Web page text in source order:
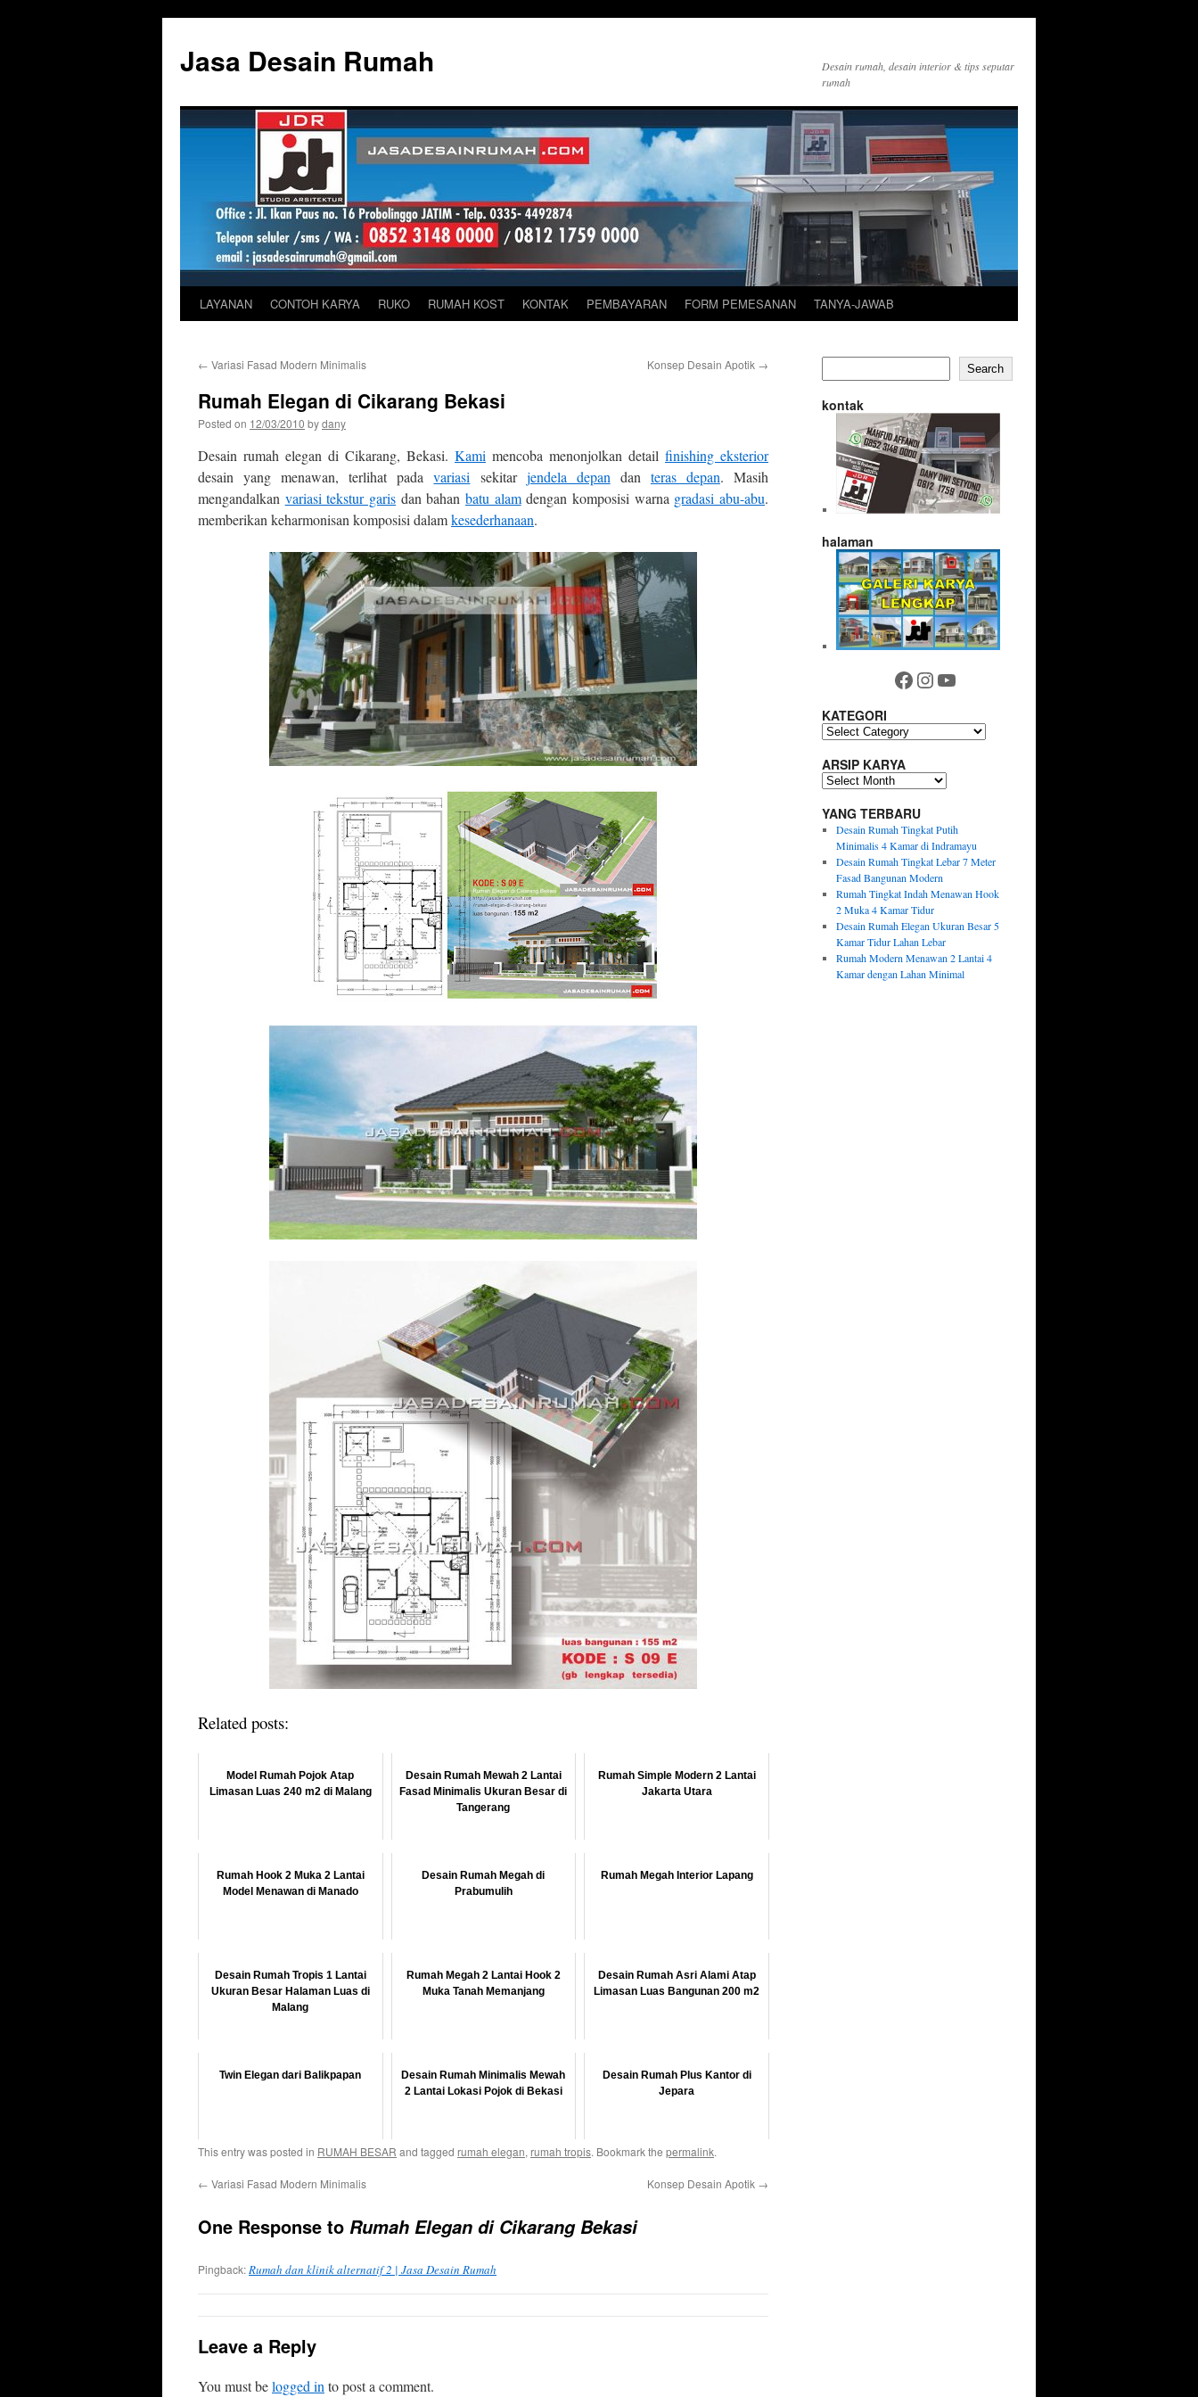
content
Jasa Desain Rumah
Desain rumah, desain interior & tips seputar
rumah
LAYANAN CONTOH KARYA RUKO RUMAH KOST KONTAK PEMBAYARAN FORM PEMESANAN TANYA-JAWAB
← Variasi Fasad Modern Minimalis Konsep Desain Apotik →
Rumah Elegan di Cikarang Bekasi
Posted on 12/03/2010 bydany
Desain rumah elegan di Cikarang, Bekasi. Kami mencoba menonjolkan detail finishing eksterior
desain yang menawan, terlihat padavariasi sekitar jendela depan dan teras depan. Masih
mengandalkan variasi tekstur garis dan bahanbatu alamdengan komposisi warna gradasi abu-abu.
memberikan keharmonisan komposisi dalamkesederhanaan.
Related posts:
Model Rumah Pojok Atap
Limasan Luas 240 m2 di Malang
Desain Rumah Mewah 2 Lantai
Fasad Minimalis Ukuran Besar di
Tangerang
Rumah Simple Modern 2 Lantai
Jakarta Utara
Rumah Hook 2 Muka 2 Lantai
Model Menawan di Manado
Desain Rumah Megah di
Prabumulih
Rumah Megah Interior Lapang
Desain Rumah Tropis 1 Lantai
Ukuran Besar Halaman Luas di
Malang
Rumah Megah 2 Lantai Hook 2
Muka Tanah Memanjang
Desain Rumah Asri Alami Atap
Limasan Luas Bangunan 200 m2
Twin Elegan dari Balikpapan
Desain Rumah Minimalis Mewah
2 Lantai Lokasi Pojok di Bekasi
Desain Rumah Plus Kantor di
Jepara
This entry was posted in RUMAH BESAR and tagged rumah elegan, rumah tropis. Bookmark the permalink.
← Variasi Fasad Modern Minimalis Konsep Desain Apotik →
One Response to Rumah Elegan di Cikarang Bekasi
Pingback:Rumah dan klinik alternatif 2 | Jasa Desain Rumah
Leave a Reply
You must belogged in to post a comment.
Search
kontak
halaman
Facebook
Instagram
YouTube
KATEGORI
KATEGORI
ARSIP KARYA
ARSIP
YANG TERBARU
Desain Rumah Tingkat Putih
Minimalis 4 Kamar di Indramayu
Desain Rumah Tingkat Lebar 7 Meter
Fasad Bangunan Modern
Rumah Tingkat Indah Menawan Hook
2 Muka 4 Kamar Tidur
Desain Rumah Elegan Ukuran Besar 5
Kamar Tidur Lahan Lebar
Rumah Modern Menawan 2 Lantai 4
Kamar dengan Lahan Minimal